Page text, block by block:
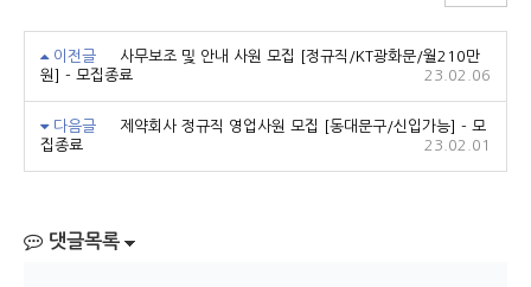
이전글
사무보조 및 안내 사원 모집 [정규직/KT광화문/월210만
원] - 모집종료
23.02.06
다음글
제약회사 정규직 영업사원 모집 [동대문구/신입가능] - 모
집종료
23.02.01
댓글목록